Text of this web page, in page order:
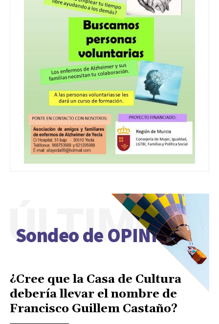
Sondeo de OPINIÓN
ÚLTIMO
¿Cree que la Casa de Cultura
debería llevar el nombre de
Francisco Guillem Castaño?